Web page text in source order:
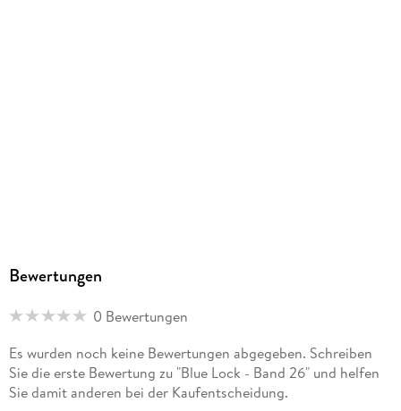
Bewertungen
0 Bewertungen
Es wurden noch keine Bewertungen abgegeben. Schreiben
Sie die erste Bewertung zu "Blue Lock - Band 26" und helfen
Sie damit anderen bei der Kaufentscheidung.